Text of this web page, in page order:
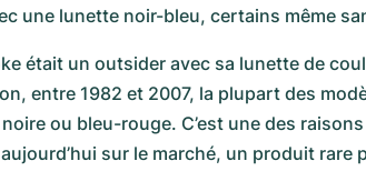
une lunette noir-bleu, certains même
était un outsider avec sa lunette de
entre 1982 et 2007, la plupart des
ou bleu-rouge. C’est une des
sur le marché, un produit